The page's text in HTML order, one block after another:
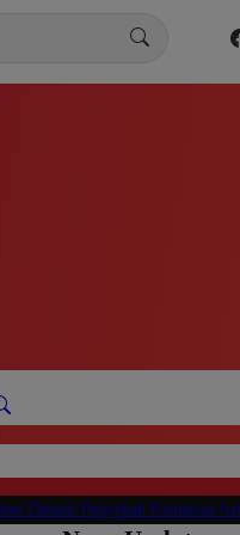
Penyebab Kematian Azka